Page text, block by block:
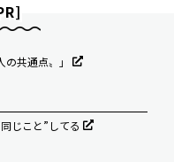
の共通点〟」
じこと”してる